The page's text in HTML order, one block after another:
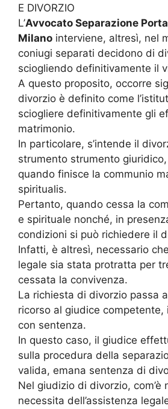
E DIVORZIO
L’Avvocato Separazione
Milano interviene, altresì, nel
coniugi separati decidono di
sciogliendo definitivamente il
A questo proposito, occorre
divorzio è definito come
sciogliere definitivamente gli
matrimonio.
In particolare, s’intende il
strumento strumento
quando finisce la communio
spiritualis.
Pertanto, quando cessa la
e spirituale nonché, in
condizioni si può richiedere il
Infatti, è altresì, necessario
legale sia stata protratta per
cessata la convivenza.
La richiesta di divorzio passa
ricorso al giudice competente,
con sentenza.
In questo caso, il giudice
sulla procedura della
valida, emana sentenza di
Nel giudizio di divorzio, com’è
necessita dell’assistenza